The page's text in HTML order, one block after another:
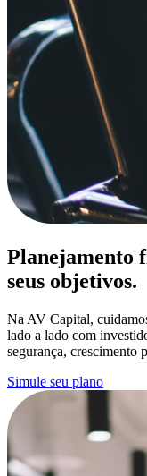
Planejamento
seus objetivos.
Na AV Capital,
lado a lado com
segurança, crescimento
Simule seu plano